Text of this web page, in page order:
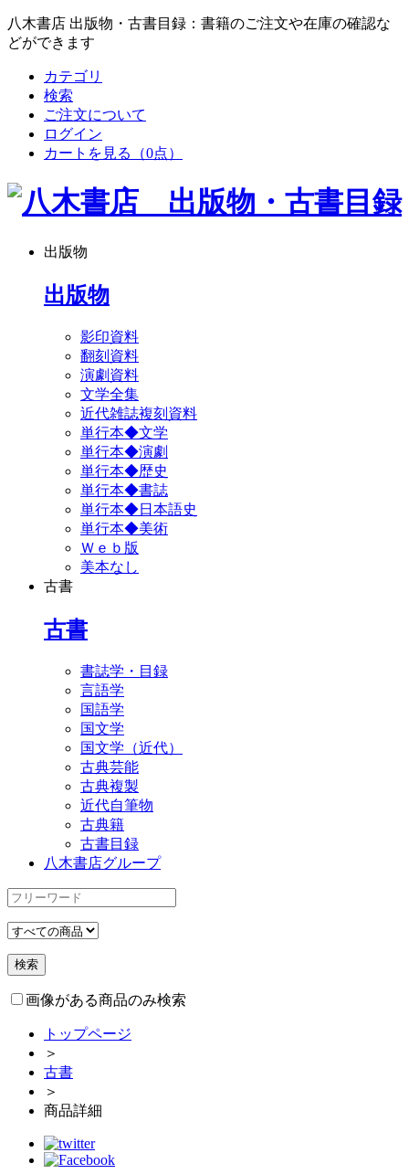
八木書店 出版物・古書目録：書籍のご注文や在庫の確認な
どができます
カテゴリ
検索
ご注文について
ログイン
カートを見る
（0点）
出版物
出版物
影印資料
翻刻資料
演劇資料
文学全集
近代雑誌複刻資料
単行本◆文学
単行本◆演劇
単行本◆歴史
単行本◆書誌
単行本◆日本語史
単行本◆美術
Ｗｅｂ版
美本なし
古書
古書
書誌学・目録
言語学
国語学
国文学
国文学（近代）
古典芸能
古典複製
近代自筆物
古典籍
古書目録
八木書店グループ
画像がある商品のみ検索
トップページ
＞
古書
＞
商品詳細